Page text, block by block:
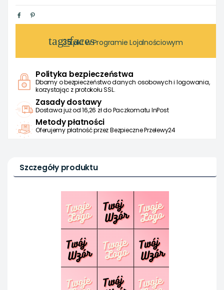
tag_faces
35pkt w Programie Lojalnościowym
Polityka bezpieczeństwa
Dbamy o bezpieczeństwo danych osobowych i logowania,
korzystając z protokołu SSL.
Zasady dostawy
Dostawa już od 16,26 zł do Paczkomatu InPost
Metody płatności
Oferujemy płatność przez Bezpieczne Przelewy24
Szczegóły produktu